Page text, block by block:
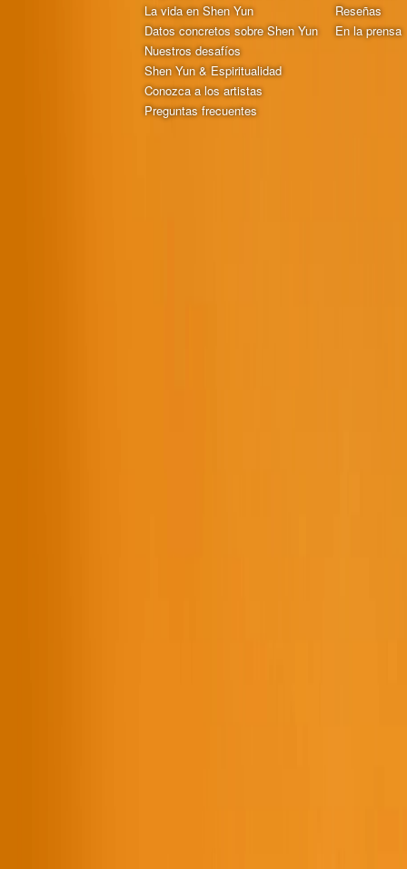
La vida en Shen Yun
Datos concretos sobre Shen Yun
Nuestros desafíos
Shen Yun & Espiritualidad
Conozca a los artistas
Preguntas frecuentes
Reseñas
En la prensa